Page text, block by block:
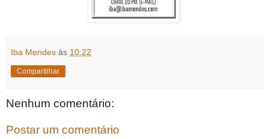
Iba Mendes às 10:22
Compartilhar
Nenhum comentário:
Postar um comentário